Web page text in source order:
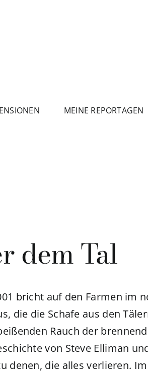
MEINE REPORTAGEN
dem Tal
bricht auf den Farmen im
die die Schafe aus den
Rauch der
von Steve Elliman
denen, die alles verlieren.